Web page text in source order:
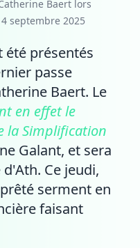
Baert lors
septembre 2025
été présentés
passe
Baert. Le
en effet le
la Simplification
Galant, et sera
Ce jeudi,
serment en
faisant